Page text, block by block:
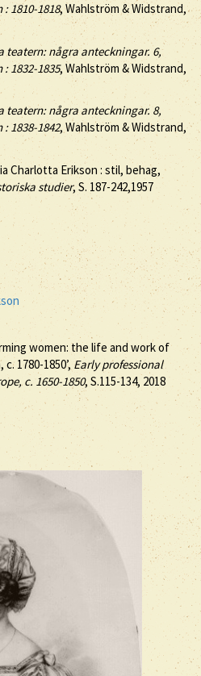
1810-1818, Wahlström & Widstrand,
teatern: några anteckningar. 6,
1832-1835, Wahlström & Widstrand,
teatern: några anteckningar. 8,
1838-1842, Wahlström & Widstrand,
Charlotta Erikson : stil, behag,
studier, S. 187-242,1957
women: the life and work of
1780-1850’, Early professional
c. 1650-1850, S.115-134, 2018